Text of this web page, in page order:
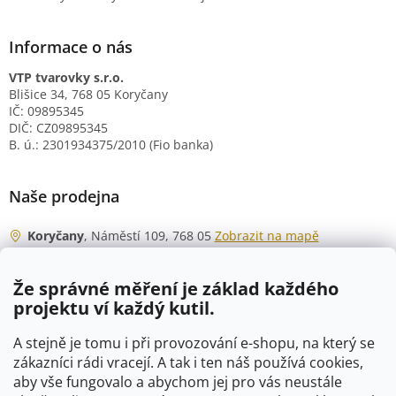
Že správné měření je základ každého
projektu ví každý kutil.
A stejně je tomu i při provozování e-shopu, na který se
zákazníci rádi vracejí. A tak i ten náš používá cookies,
aby vše fungovalo a abychom jej pro vás neustále
Informace o nás
VTP tvarovky s.r.o.
Blišice 34, 768 05 Koryčany
IČ: 09895345
DIČ: CZ09895345
B. ú.: 2301934375/2010 (Fio banka)
Naše prodejna
Koryčany, Náměstí 109, 768 05 Zobrazit na mapě
Po - Čt
06:00 - 07:00
07:30 - 15:30
Pá
06:00 - 07:00
07:30 - 15:00
So
07:00 - 10:00